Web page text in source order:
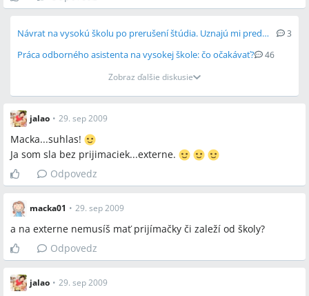
Návrat na vysokú školu po prerušení štúdia. Uznajú mi predmety? 3
Práca odborného asistenta na vysokej škole: čo očakávať?
46
Zobraz ďalšie diskusie
jalao • 29. sep 2009
Macka...suhlas!
Ja som sla bez prijimaciek...externe.
Odpovedz
macka01 • 29. sep 2009
a na externe nemusíš mať prijímačky či zaleží od školy?
Odpovedz
jalao • 29. sep 2009